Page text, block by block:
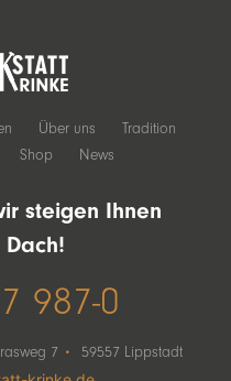
Über uns
Tradition
Shop News
steigen Ihnen
987-0
7 ·
59557 Lippstadt